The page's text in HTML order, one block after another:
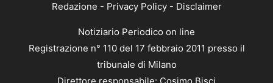
Redazione - Privacy Policy- Disclaimer
Notiziario Periodico on line
Registrazione n° 110 del 17 febbraio 2011 presso il
tribunale di Milano